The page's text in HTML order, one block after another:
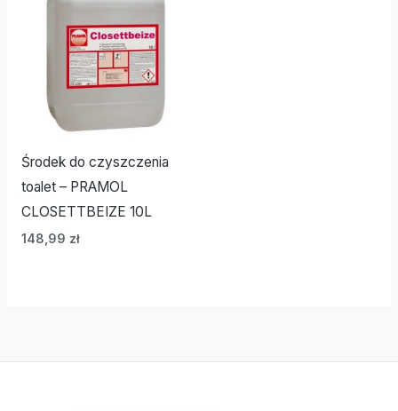
Środek do czyszczenia
toalet – PRAMOL
CLOSETTBEIZE 10L
148,99 zł